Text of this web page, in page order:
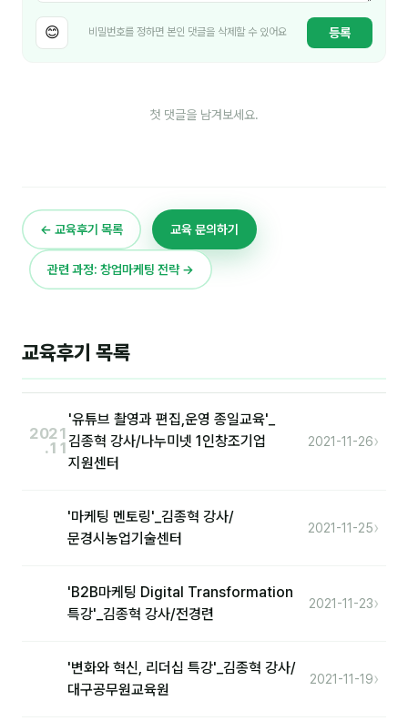
노준영
안정미
오미영
윤석현
이미루
이상미
이옥겸
😊 비밀번호를 정하면 본인 댓글을 삭제할 수 있어요 등록
첫 댓글을 남겨보세요.
← 교육후기 목록 교육 문의하기
관련 과정: 창업마케팅 전략 →
교육후기 목록
2021
.11
'유튜브 촬영과 편집,운영 종일교육'_
김종혁 강사/나누미넷 1인창조기업
지원센터
2021-11-26›
'마케팅 멘토링'_김종혁 강사/
문경시농업기술센터
2021-11-25›
'B2B마케팅 Digital Transformation
특강'_김종혁 강사/전경련
2021-11-23›
'변화와 혁신, 리더십 특강'_김종혁 강사/
대구공무원교육원
2021-11-19›